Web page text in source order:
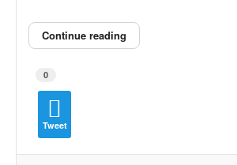
Continue reading
0
Tweet